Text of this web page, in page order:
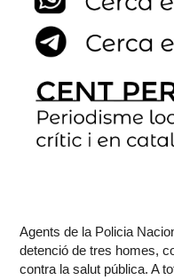
Agents de la Policia
detenció de tres homes,
contra la salut pública. A